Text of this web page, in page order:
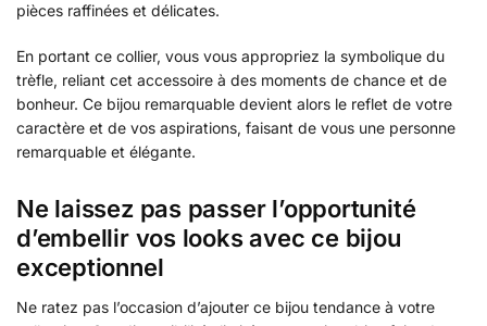
pièces raffinées et délicates.
En portant ce collier, vous vous appropriez la symbolique du
trèfle, reliant cet accessoire à des moments de chance et de
bonheur. Ce bijou remarquable devient alors le reflet de votre
caractère et de vos aspirations, faisant de vous une personne
remarquable et élégante.
Ne laissez pas passer l’opportunité
d’embellir vos looks avec ce bijou
exceptionnel
Ne ratez pas l’occasion d’ajouter ce bijou tendance à votre